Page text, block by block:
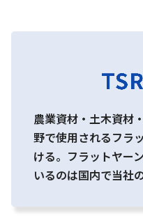
農業資材・土木資材
野で使用されるフラ
ける。フラットヤー
いるのは国内で当社